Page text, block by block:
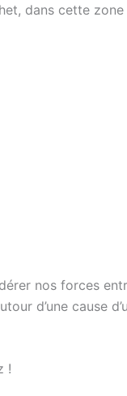
dans cette
nos forces
d’une cause
!